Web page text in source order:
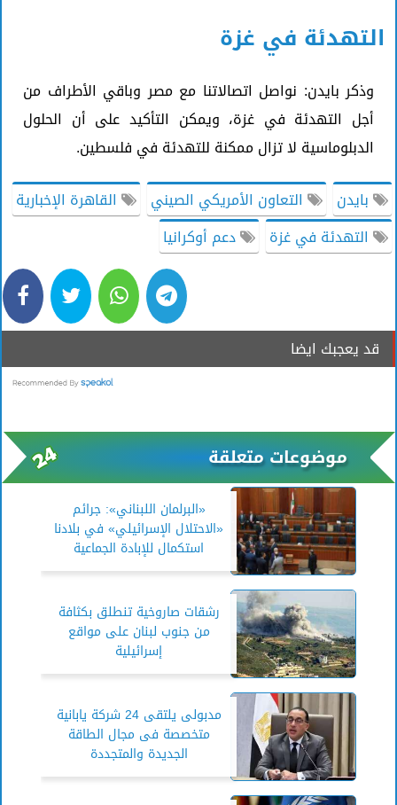
التهدئة في غزة
وذكر بايدن: نواصل اتصالاتنا مع مصر وباقي الأطراف من
أجل التهدئة في غزة، ويمكن التأكيد على أن الحلول
الدبلوماسية لا تزال ممكنة للتهدئة في فلسطين.
بايدن
التعاون الأمريكي الصيني
القاهرة الإخبارية
التهدئة في غزة
دعم أوكرانيا
قد يعجبك ايضا
موضوعات متعلقة
«البرلمان اللبناني»: جرائم
«الاحتلال الإسرائيلي» في بلادنا
استكمال للإبادة الجماعية
رشقات صاروخية تنطلق بكثافة
من جنوب لبنان على مواقع
إسرائيلية
مدبولى يلتقى 24 شركة يابانية
متخصصة فى مجال الطاقة
الجديدة والمتجددة